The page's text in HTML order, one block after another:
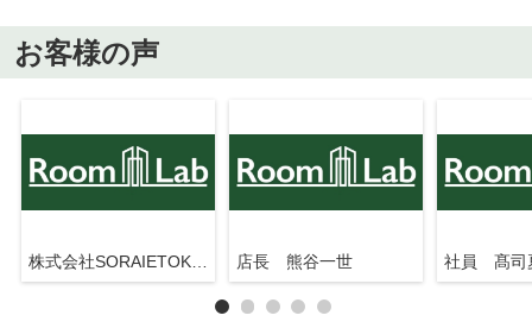
お客様の声
株式会社SORAIETOKYO押上駅前店 店長 熊谷一世 社員 髙司